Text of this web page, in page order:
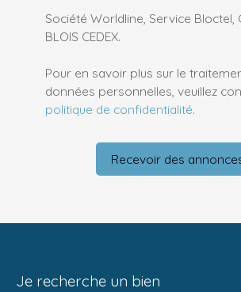
Société Worldline, Service Bloctel,
BLOIS CEDEX.
Pour en savoir plus sur le
données personnelles, veuillez
politique de confidentialité.
Recevoir des
Je recherche un bien